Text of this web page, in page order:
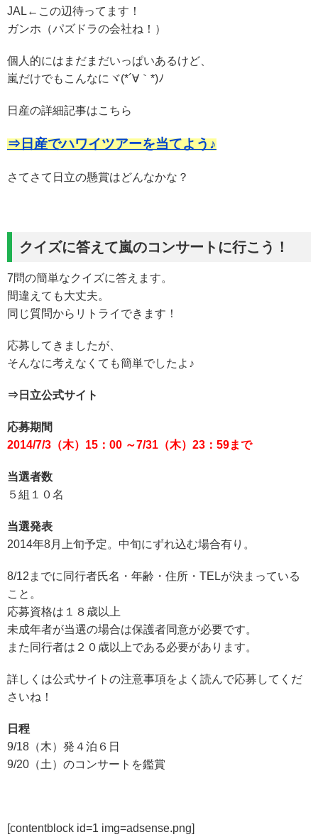
JAL←この辺待ってます！
ガンホ（パズドラの会社ね！）
個人的にはまだまだいっぱいあるけど、
嵐だけでもこんなにヾ(*´∀｀*)ﾉ
日産の詳細記事はこちら
⇒日産でハワイツアーを当てよう♪
さてさて日立の懸賞はどんなかな？
クイズに答えて嵐のコンサートに行こう！
7問の簡単なクイズに答えます。
間違えても大丈夫。
同じ質問からリトライできます！
応募してきましたが、
そんなに考えなくても簡単でしたよ♪
⇒日立公式サイト
応募期間
2014/7/3（木）15：00 ～7/31（木）23：59まで
当選者数
５組１０名
当選発表
2014年8月上旬予定。中旬にずれ込む場合有り。
8/12までに同行者氏名・年齢・住所・TELが決まっている
こと。
応募資格は１８歳以上
未成年者が当選の場合は保護者同意が必要です。
また同行者は２０歳以上である必要があります。
詳しくは公式サイトの注意事項をよく読んで応募してくだ
さいね！
日程
9/18（木）発４泊６日
9/20（土）のコンサートを鑑賞
[contentblock id=1 img=adsense.png]